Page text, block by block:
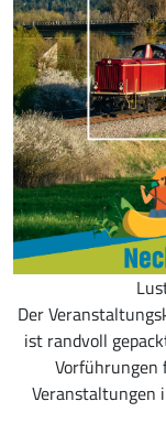
Der
ist randvoll
Vorführungen
Veranstaltungen